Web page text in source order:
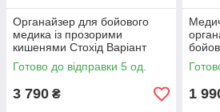
Органайзер для бойового
медика із прозорими
кишенями Стохід Варіант
1+2, тактична аптечка для
рятувальника
Готово до відправки 5 од.
3 790 ₴ 1